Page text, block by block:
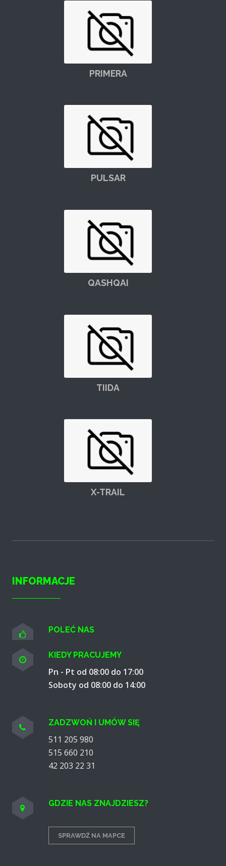
PRIMERA
PULSAR
QASHQAI
TIIDA
X-TRAIL
INFORMACJE
POLEĆ NAS
KIEDY PRACUJEMY
Pn - Pt od 08:00 do 17:00
Soboty od 08:00 do 14:00
ZADZWOŃ I UMÓW SIĘ
511 205 980
515 660 210
42 203 22 31
GDZIE NAS ZNAJDZIESZ?
SPRAWDŹ NA MAPCE